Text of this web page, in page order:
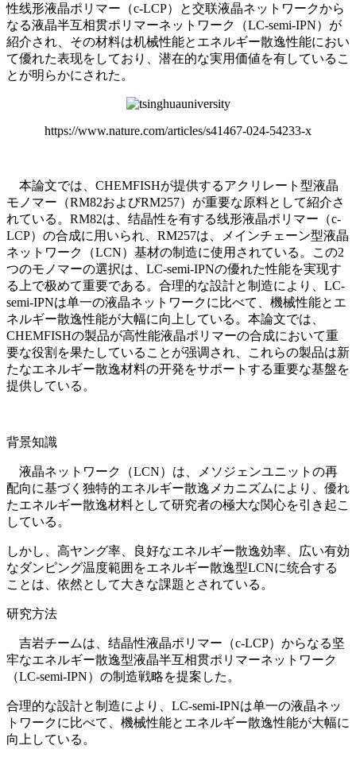
性线形液晶ポリマー（c-LCP）と交联液晶ネットワークから
なる液晶半互相贯ポリマーネットワーク（LC-semi-IPN）が
紹介され、その材料は机械性能とエネルギー散逸性能におい
て優れた表现をしており、潜在的な実用価値を有しているこ
とが明らかにされた。
https://www.nature.com/articles/s41467-024-54233-x
本論文では、CHEMFISHが提供するアクリレート型液晶
モノマー（RM82およびRM257）が重要な原料として紹介さ
れている。RM82は、结晶性を有する线形液晶ポリマー（c-
LCP）の合成に用いられ、RM257は、メインチェーン型液晶
ネットワーク（LCN）基材の制造に使用されている。この2
つのモノマーの選択は、LC-semi-IPNの優れた性能を実现す
る上で极めて重要である。合理的な設計と制造により、LC-
semi-IPNは单一の液晶ネットワークに比べて、機械性能とエ
ネルギー散逸性能が大幅に向上している。本論文では、
CHEMFISHの製品が高性能液晶ポリマーの合成において重
要な役割を果たしていることが强调され、これらの製品は新
たなエネルギー散逸材料の开発をサポートする重要な基盤を
提供している。
背景知識
液晶ネットワーク（LCN）は、メソジェンユニットの再
配向に基づく独特的エネルギー散逸メカニズムにより、優れ
たエネルギー散逸材料として研究者の極大な関心を引き起こ
している。
しかし、高ヤング率、良好なエネルギー散逸効率、広い有効
なダンピング温度範囲をエネルギー散逸型LCNに统合する
ことは、依然として大きな課題とされている。
研究方法
吉岩チームは、结晶性液晶ポリマー（c-LCP）からなる坚
牢なエネルギー散逸型液晶半互相贯ポリマーネットワーク
（LC-semi-IPN）の制造戦略を提案した。
合理的な設計と制造により、LC-semi-IPNは单一の液晶ネッ
トワークに比べて、機械性能とエネルギー散逸性能が大幅に
向上している。